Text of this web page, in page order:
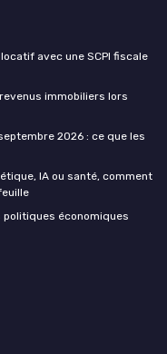
avec une SCPI fiscale
immobiliers lors
2026 : ce que les
IA ou santé, comment
économiques